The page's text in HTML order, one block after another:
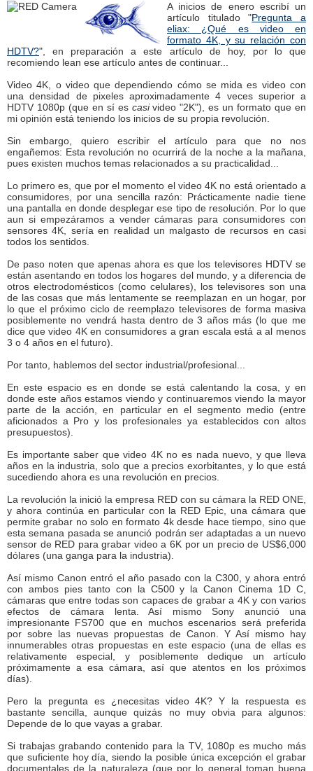
A inicios de enero escribí un
artículo titulado "Pregunta a
eliax: ¿Qué es video en
formato 4K, y su relación con
HDTV?", en preparación a este artículo de hoy, por lo que
recomiendo lean ese artículo antes de continuar...
Video 4K, o video que dependiendo cómo se mida es video con
una densidad de pixeles aproximadamente 4 veces superior a
HDTV 1080p (que en sí es casivideo "2K"), es un formato que en
mi opinión está teniendo los inicios de su propia revolución.
Sin embargo, quiero escribir el artículo para que no nos
engañemos: Esta revolución no ocurrirá de la noche a la mañana,
pues existen muchos temas relacionados a su practicalidad...
Lo primero es, que por el momento el video 4K no está orientado a
consumidores, por una sencilla razón: Prácticamente nadie tiene
una pantalla en donde desplegar ese tipo de resolución. Por lo que
aun si empezáramos a vender cámaras para consumidores con
sensores 4K, sería en realidad un malgasto de recursos en casi
todos los sentidos.
De paso noten que apenas ahora es que los televisores HDTV se
están asentando en todos los hogares del mundo, y a diferencia de
otros electrodomésticos (como celulares), los televisores son una
de las cosas que más lentamente se reemplazan en un hogar, por
lo que el próximo ciclo de reemplazo televisores de forma masiva
posiblemente no vendrá hasta dentro de 3 años más (lo que me
dice que video 4K en consumidores a gran escala está a al menos
3 o 4 años en el futuro).
Por tanto, hablemos del sector industrial/profesional...
En este espacio es en donde se está calentando la cosa, y en
donde este años estamos viendo y continuaremos viendo la mayor
parte de la acción, en particular en el segmento medio (entre
aficionados a Pro y los profesionales ya establecidos con altos
presupuestos).
Es importante saber que video 4K no es nada nuevo, y que lleva
años en la industria, solo que a precios exorbitantes, y lo que está
sucediendo ahora es una revolución en precios.
La revolución la inició la empresa RED con su cámara la RED ONE,
y ahora continúa en particular con la RED Epic, una cámara que
permite grabar no solo en formato 4k desde hace tiempo, sino que
esta semana pasada se anunció podrán ser adaptadas a un nuevo
sensor de RED para grabar video a 6K por un precio de US$6,000
dólares (una ganga para la industria).
Así mismo Canon entró el año pasado con la C300, y ahora entró
con ambos pies tanto con la C500 y la Canon Cinema 1D C,
cámaras que entre todas son capaces de grabar a 4K y con varios
efectos de cámara lenta. Así mismo Sony anunció una
impresionante FS700 que en muchos escenarios será preferida
por sobre las nuevas propuestas de Canon. Y Así mismo hay
innumerables otras propuestas en este espacio (una de ellas es
relativamente especial, y posiblemente dedique un artículo
próximamente a esa cámara, así que atentos en los próximos
días).
Pero la pregunta es ¿necesitas video 4K? Y la respuesta es
bastante sencilla, aunque quizás no muy obvia para algunos:
Depende de lo que vayas a grabar.
Si trabajas grabando contenido para la TV, 1080p es mucho más
que suficiente hoy día, siendo la posible única excepción el grabar
documentales de la naturaleza (que por lo general toman buena